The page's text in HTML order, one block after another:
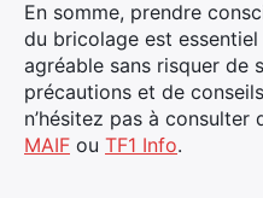
En somme, prendre
du bricolage est
agréable sans risquer de
précautions et de
n’hésitez pas à consulter
MAIF ou TF1 Info.